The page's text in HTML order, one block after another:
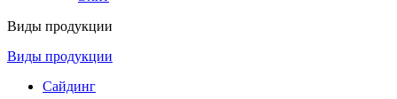
Виды продукции
Виды продукции
Сайдинг